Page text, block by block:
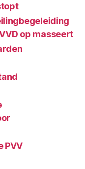
op masseert
PVV